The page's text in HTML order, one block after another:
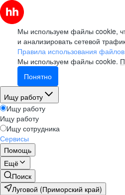
Мы используем файлы cookie,
и анализировать сетевой
Правила использования
Мы используем файлы cookie.
Понятно
Ищу работу
Ищу работу
Ищу работу
Ищу сотрудника
Сервисы
Помощь
Ещё
Поиск
Луговой (Приморский край)